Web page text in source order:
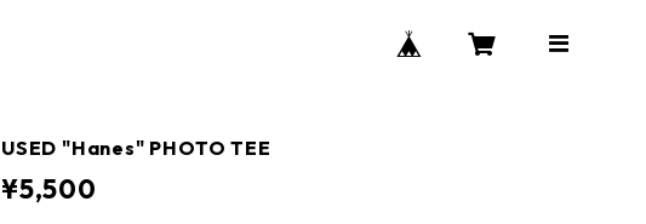
USED "Hanes" PHOTO TEE
¥5,500